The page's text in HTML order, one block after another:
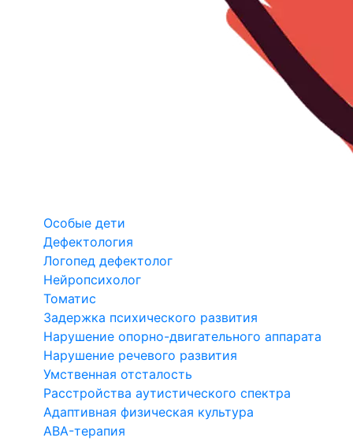
Особые дети
Дефектология
Логопед дефектолог
Нейропсихолог
Томатис
Задержка психического развития
Нарушение опорно-двигательного аппарата
Нарушение речевого развития
Умственная отсталость
Расстройства аутистического спектра
Адаптивная физическая культура
ABA-терапия